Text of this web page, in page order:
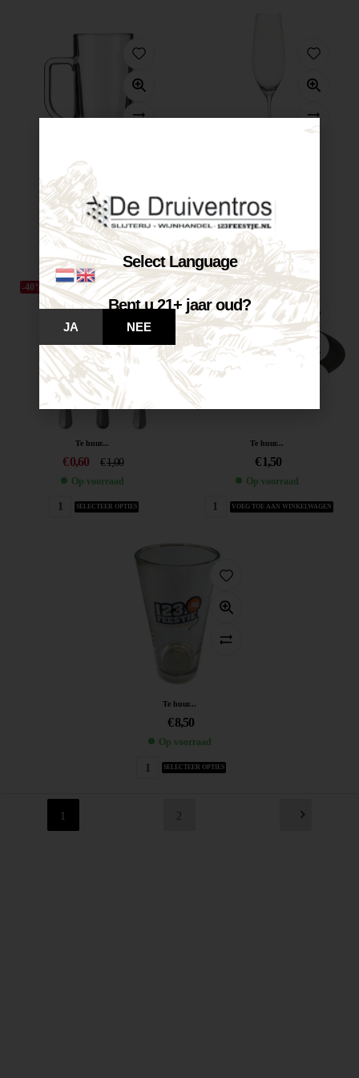
Te huur...
€8,50
Op voorraad
SELECTEER OPTIES
€ 12,25
Op voorraad
SELECTEER OPTIES
-40%
Te huur...
€1,00
€0,60
Op voorraad
SELECTEER OPTIES
Te huur...
€ 1,50
Op voorraad
VOEG TOE AAN WINKELWAGEN
Te huur...
€ 8,50
Op voorraad
SELECTEER OPTIES
1 2
Select Language
Bent u 21+ jaar oud?
JA NEE